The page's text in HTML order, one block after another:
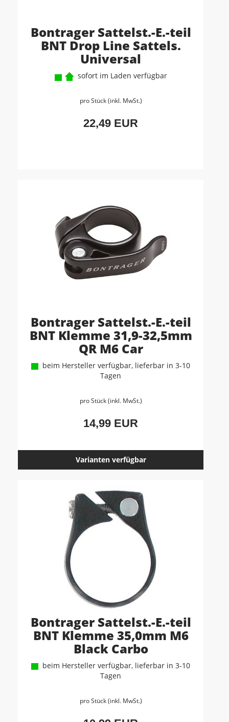
Bontrager Sattelst.-E.-teil
BNT Drop Line Sattels.
Universal
sofort im Laden verfügbar
pro Stück (inkl. MwSt.)
22,49 EUR
Bontrager Sattelst.-E.-teil
BNT Klemme 31,9-32,5mm
QR M6 Car
beim Hersteller verfügbar, lieferbar in 3-10
Tagen
pro Stück (inkl. MwSt.)
14,99 EUR
Varianten verfügbar
Bontrager Sattelst.-E.-teil
BNT Klemme 35,0mm M6
Black Carbo
beim Hersteller verfügbar, lieferbar in 3-10
Tagen
pro Stück (inkl. MwSt.)